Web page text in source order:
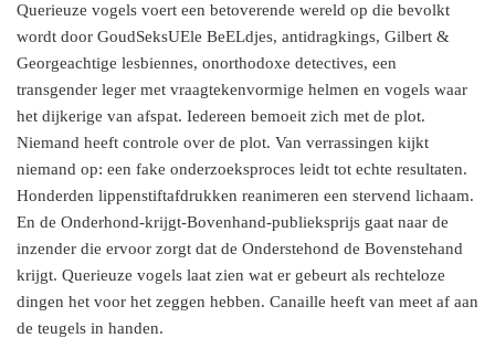
Querieuze vogels voert een betoverende wereld op die bevolkt
wordt door GoudSeksUEle BeELdjes, antidragkings, Gilbert &
Georgeachtige lesbiennes, onorthodoxe detectives, een
transgender leger met vraagtekenvormige helmen en vogels waar
het dijkerige van afspat. Iedereen bemoeit zich met de plot.
Niemand heeft controle over de plot. Van verrassingen kijkt
niemand op: een fake onderzoeksproces leidt tot echte resultaten.
Honderden lippenstiftafdrukken reanimeren een stervend lichaam.
En de Onderhond-krijgt-Bovenhand-publieksprijs gaat naar de
inzender die ervoor zorgt dat de Onderstehond de Bovenstehand
krijgt. Querieuze vogels laat zien wat er gebeurt als rechteloze
dingen het voor het zeggen hebben. Canaille heeft van meet af aan
de teugels in handen.